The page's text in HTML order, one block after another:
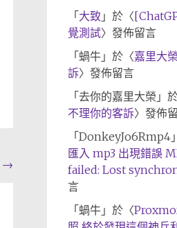
→
「 大致 」於〈
覺測試〉發佈留言
「 蝸牛」於〈嘉里大
訴〉發佈留言
「 去你的嘉里大榮 」
不理你的客訴〉發佈
「 DonkeyJo6Rmp4
匯入 mp3 出現錯誤
failed: Lost
言
「 蝸牛」於〈